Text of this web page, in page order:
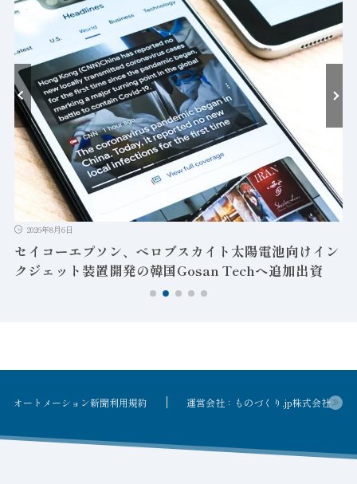
2026年8月6日
セイコーエプソン、ペロブスカイト太陽電池向けイン
クジェット装置開発の韓国Gosan Techへ追加出資
オートメーション新聞利用規約 運営会社：ものづくり.jp株式会社